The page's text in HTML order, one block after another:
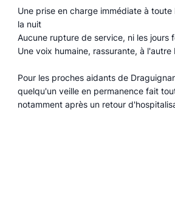
Une prise en charge immédiate à
la nuit
Aucune rupture de service, ni les jours
Une voix humaine, rassurante, à
Pour les proches aidants de
quelqu'un veille en permanence fait
notamment après un retour